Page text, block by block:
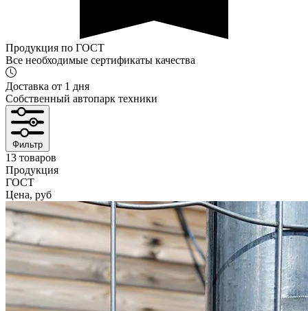
Продукция по ГОСТ
Все необходимые сертификаты качества
Доставка от 1 дня
Собственный автопарк техники
Фильтр
13 товаров
Продукция
ГОСТ
Цена, руб